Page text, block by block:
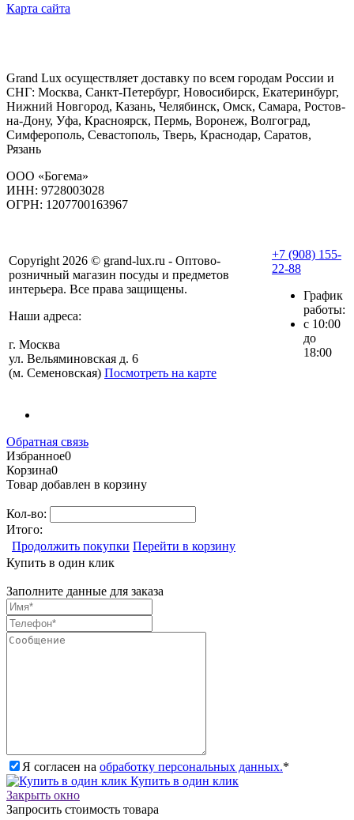
Карта сайта
Grand Lux осуществляет доставку по всем городам России и
СНГ: Москва, Санкт-Петербург, Новосибирск, Екатеринбург,
Нижний Новгород, Казань, Челябинск, Омск, Самара, Ростов-
на-Дону, Уфа, Красноярск, Пермь, Воронеж, Волгоград,
Симферополь, Севастополь, Тверь, Краснодар, Саратов,
Рязань
ООО «Богема»
ИНН: 9728003028
ОГРН: 1207700163967
Copyright 2026 © grand-lux.ru - Оптово-
розничный магазин посуды и предметов
интерьера. Все права защищены.
Наши адреса:
г. Москва
ул. Вельяминовская д. 6
(м. Семеновская) Посмотреть на карте
+7 (908) 155-
22-88
График
работы:
с 10:00
до
18:00
Обратная связь
Избранное0
Корзина0
Товар добавлен в корзину
Кол-во:
Итого:
Продолжить покупки Перейти в корзину
Купить в один клик
Заполните данные для заказа
Я согласен на обработку персональных данных.*
Купить в один клик
Закрыть окно
Запросить стоимость товара